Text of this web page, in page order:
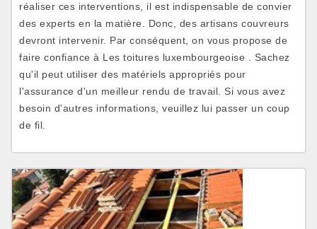
réaliser ces interventions, il est indispensable de convier
des experts en la matière. Donc, des artisans couvreurs
devront intervenir. Par conséquent, on vous propose de
faire confiance à Les toitures luxembourgeoise . Sachez
qu'il peut utiliser des matériels appropriés pour
l'assurance d'un meilleur rendu de travail. Si vous avez
besoin d'autres informations, veuillez lui passer un coup
de fil.